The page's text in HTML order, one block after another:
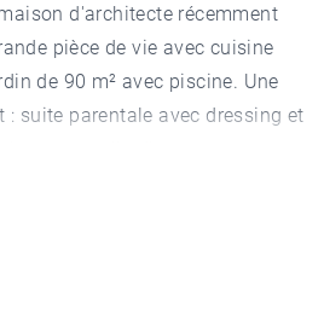
d'architecte récemment
pièce de vie avec cuisine
de 90 m² avec piscine. Une
: suite parentale avec dressing et
de toutes les